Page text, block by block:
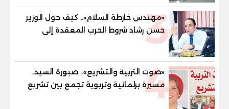
والنور للمكفوفين
3
«مهندس خارطة السلام».. كيف حول الوزير
حسن رشاد شروط الحرب المعقدة إلى
"خارطة طريق" للانسحاب والإعمار؟
4
«صوت التربية والتشريع».. صبورة السيد..
مسيرة برلمانية وتربوية تجمع بين تشريع
القوانين وصناعة الأجيال لبناء الإنسان